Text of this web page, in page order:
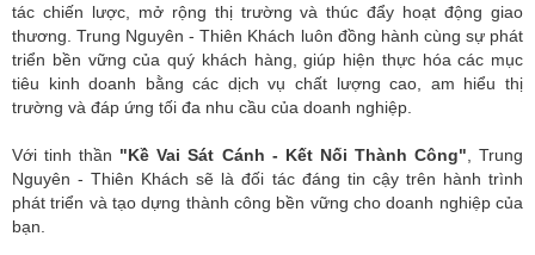
tác chiến lược, mở rộng thị trường và thúc đẩy hoạt động giao
thương. Trung Nguyên - Thiên Khách luôn đồng hành cùng sự phát
triển bền vững của quý khách hàng, giúp hiện thực hóa các mục
tiêu kinh doanh bằng các dịch vụ chất lượng cao, am hiểu thị
trường và đáp ứng tối đa nhu cầu của doanh nghiệp.
Với tinh thần "Kề Vai Sát Cánh - Kết Nối Thành Công" , Trung
Nguyên - Thiên Khách sẽ là đối tác đáng tin cậy trên hành trình
phát triển và tạo dựng thành công bền vững cho doanh nghiệp của
bạn.